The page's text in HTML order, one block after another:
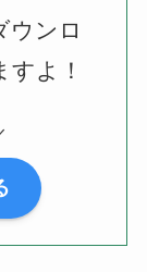
ウンロ
よ！